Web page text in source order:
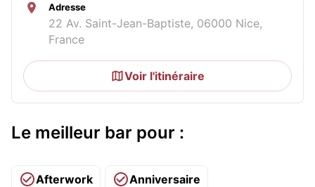
Adresse
22 Av. Saint-Jean-Baptiste, 06000 Nice,
France
Voir l'itinéraire
Le meilleur bar pour :
Afterwork Anniversaire